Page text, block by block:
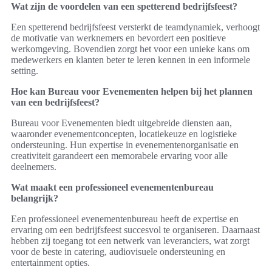
Wat zijn de voordelen van een spetterend bedrijfsfeest?
Een spetterend bedrijfsfeest versterkt de teamdynamiek, verhoogt
de motivatie van werknemers en bevordert een positieve
werkomgeving. Bovendien zorgt het voor een unieke kans om
medewerkers en klanten beter te leren kennen in een informele
setting.
Hoe kan Bureau voor Evenementen helpen bij het plannen
van een bedrijfsfeest?
Bureau voor Evenementen biedt uitgebreide diensten aan,
waaronder evenementconcepten, locatiekeuze en logistieke
ondersteuning. Hun expertise in evenementenorganisatie en
creativiteit garandeert een memorabele ervaring voor alle
deelnemers.
Wat maakt een professioneel evenementenbureau
belangrijk?
Een professioneel evenementenbureau heeft de expertise en
ervaring om een bedrijfsfeest succesvol te organiseren. Daarnaast
hebben zij toegang tot een netwerk van leveranciers, wat zorgt
voor de beste in catering, audiovisuele ondersteuning en
entertainment opties.